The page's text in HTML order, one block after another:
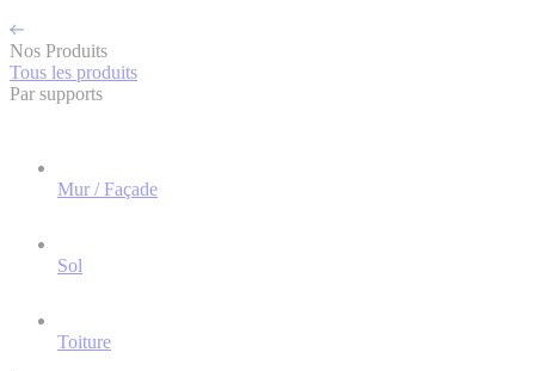
Nos Produits
Tous les produits
Par supports
Mur / Façade
Sol
Toiture